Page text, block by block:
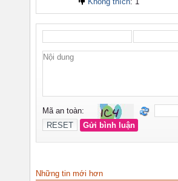
Những tin mới hơn